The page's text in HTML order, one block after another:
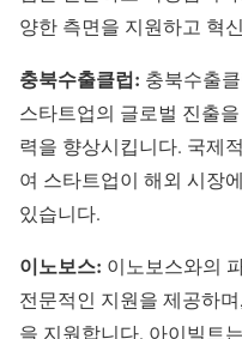
양한 측면을 지원하고 혁
충북수출클럽: 충북수출
스타트업의 글로벌 진출
력을 향상시킵니다. 국제
여 스타트업이 해외 시장
있습니다.
이노보스: 이노보스와의
전문적인 지원을 제공하
을 지원합니다. 아이빌트